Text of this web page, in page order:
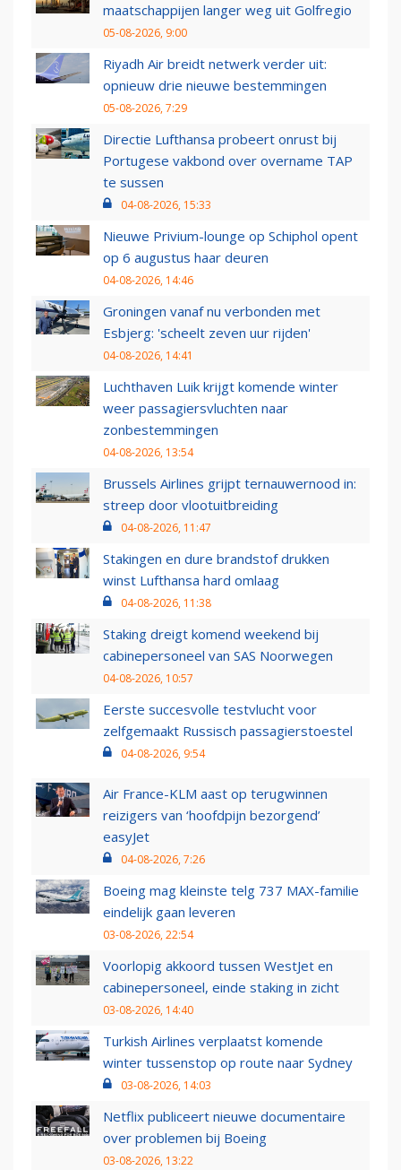
maatschappijen langer weg uit Golfregio
05-08-2026, 9:00
Riyadh Air breidt netwerk verder uit:
opnieuw drie nieuwe bestemmingen
05-08-2026, 7:29
Directie Lufthansa probeert onrust bij
Portugese vakbond over overname TAP
te sussen
04-08-2026, 15:33
Nieuwe Privium-lounge op Schiphol opent
op 6 augustus haar deuren
04-08-2026, 14:46
Groningen vanaf nu verbonden met
Esbjerg: 'scheelt zeven uur rijden'
04-08-2026, 14:41
Luchthaven Luik krijgt komende winter
weer passagiersvluchten naar
zonbestemmingen
04-08-2026, 13:54
Brussels Airlines grijpt ternauwernood in:
streep door vlootuitbreiding
04-08-2026, 11:47
Stakingen en dure brandstof drukken
winst Lufthansa hard omlaag
04-08-2026, 11:38
Staking dreigt komend weekend bij
cabinepersoneel van SAS Noorwegen
04-08-2026, 10:57
Eerste succesvolle testvlucht voor
zelfgemaakt Russisch passagierstoestel
04-08-2026, 9:54
Air France-KLM aast op terugwinnen
reizigers van ‘hoofdpijn bezorgend’
easyJet
04-08-2026, 7:26
Boeing mag kleinste telg 737 MAX-familie
eindelijk gaan leveren
03-08-2026, 22:54
Voorlopig akkoord tussen WestJet en
cabinepersoneel, einde staking in zicht
03-08-2026, 14:40
Turkish Airlines verplaatst komende
winter tussenstop op route naar Sydney
03-08-2026, 14:03
Netflix publiceert nieuwe documentaire
over problemen bij Boeing
03-08-2026, 13:22